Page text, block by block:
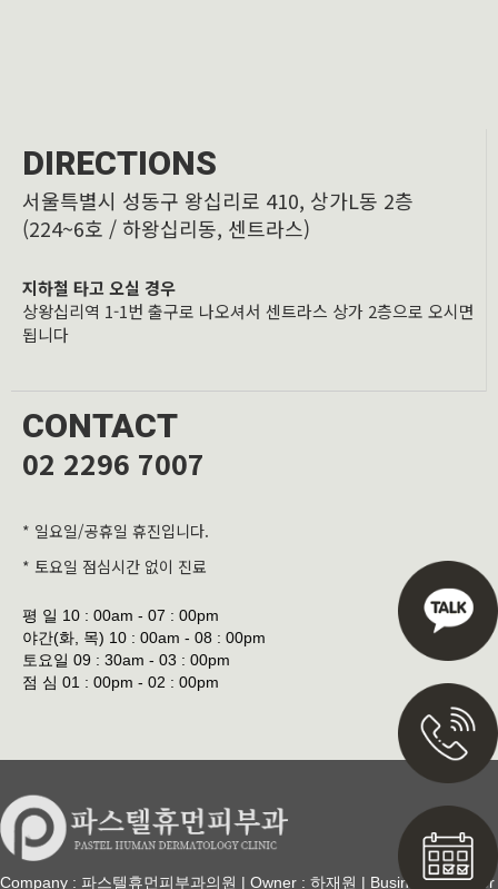
DIRECTIONS
서울특별시 성동구 왕십리로 410, 상가L동 2층
(224~6호 / 하왕십리동, 센트라스)
지하철 타고 오실 경우
상왕십리역 1-1번 출구로 나오셔서 센트라스 상가 2층으로 오시면
됩니다
CONTACT
02 2296 7007
* 일요일/공휴일 휴진입니다.
* 토요일 점심시간 없이 진료
평 일 10 : 00am - 07 : 00pm
야간(화, 목) 10 : 00am - 08 : 00pm
토요일 09 : 30am - 03 : 00pm
점 심 01 : 00pm - 02 : 00pm
Company : 파스텔휴먼피부과의원 | Owner : 하재원 | Business Number